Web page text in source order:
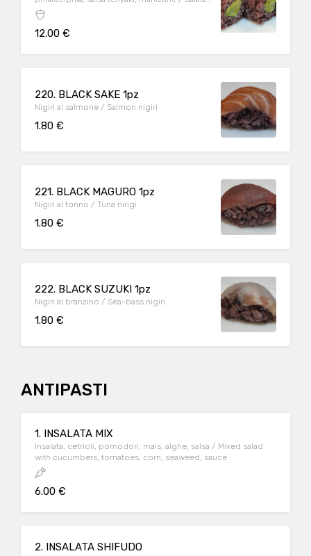
cucumber, avocado, oshinko, philadelphia,
teriyaki sauce, almonds
12.00 €
220. BLACK SAKE 1pz
Nigiri al salmone / Salmon nigiri
1.80 €
221. BLACK MAGURO 1pz
Nigiri al tonno / Tuna nirigi
1.80 €
222. BLACK SUZUKI 1pz
Nigiri al branzino / Sea-bass nigiri
1.80 €
ANTIPASTI
1. INSALATA MIX
Insalata, cetrioli, pomodori, mais, alghe, salsa / Mixed salad
with cucumbers, tomatoes, corn, seaweed, sauce
6.00 €
2. INSALATA SHIFUDO